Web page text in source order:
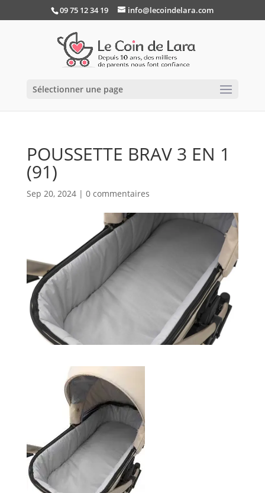
09 75 12 34 19 info@lecoindelara.com
Sélectionner une page
POUSSETTE BRAV 3 EN 1
(91)
Sep 20, 2024| 0 commentaires